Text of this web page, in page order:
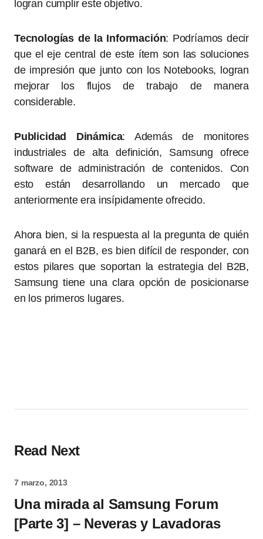
logran cumplir este objetivo.
Tecnologías de la Información: Podríamos decir
que el eje central de este ítem son las soluciones
de impresión que junto con los Notebooks, logran
mejorar los flujos de trabajo de manera
considerable.
Publicidad Dinámica: Además de monitores
industriales de alta definición, Samsung ofrece
software de administración de contenidos. Con
esto están desarrollando un mercado que
anteriormente era insípidamente ofrecido.
Ahora bien, si la respuesta al la pregunta de quién
ganará en el B2B, es bien difícil de responder, con
estos pilares que soportan la estrategia del B2B,
Samsung tiene una clara opción de posicionarse
en los primeros lugares.
Read Next
7 marzo, 2013
Una mirada al Samsung Forum
[Parte 3] – Neveras y Lavadoras